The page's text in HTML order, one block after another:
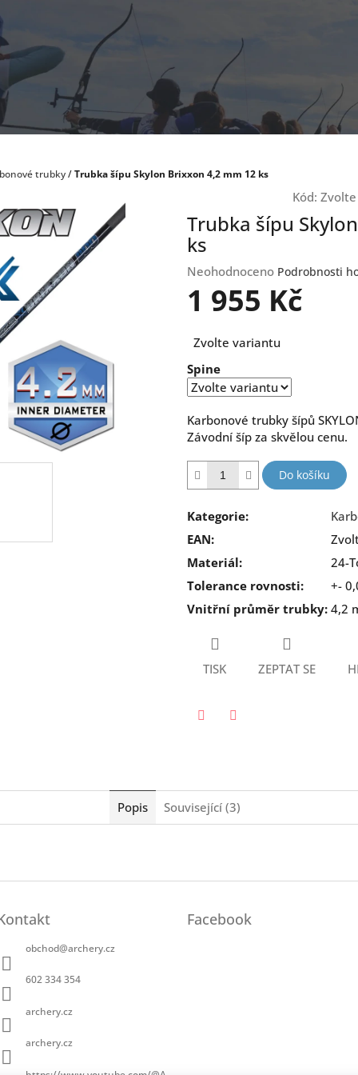
trubky/Trubka šípu Skylon Brixxon 4,2 mm 12 ks
Kód:
Trubka šípu
ks
Průměrné
hodnocení
produktu
0,0
5
hvězdiček.
Neohodnoceno Podrobnosti
1 955 Kč
cena:
Zvolte variantu
Spine
Karbonové trubky šípů
Závodní šíp za skvělou cenu.
Do košíku
Kategorie:
EAN:
Materiál:
24-
Tolerance rovnosti:
+-
Vnitřní průměr trubky: 4,2
TISK ZEPTAT SE
Popis Související (3)
obchod@archery.cz
602 334 354
archery.cz
archery.cz
Facebook